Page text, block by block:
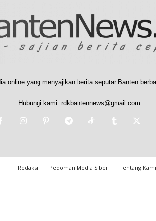
online yang menyajikan berita seputar Banten
Hubungi kami: rdkbantennews@gmail.com
Redaksi Pedoman Media Siber Tentang Kami